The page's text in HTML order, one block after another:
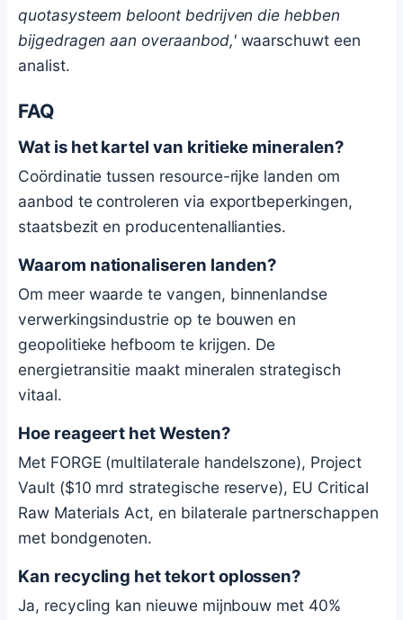
quotasysteem beloont bedrijven die hebben
bijgedragen aan overaanbod,'waarschuwt een
analist.
FAQ
Wat is het kartel van kritieke mineralen?
Coördinatie tussen resource-rijke landen om
aanbod te controleren via exportbeperkingen,
staatsbezit en producentenallianties.
Waarom nationaliseren landen?
Om meer waarde te vangen, binnenlandse
verwerkingsindustrie op te bouwen en
geopolitieke hefboom te krijgen. De
energietransitie maakt mineralen strategisch
vitaal.
Hoe reageert het Westen?
Met FORGE (multilaterale handelszone), Project
Vault ($10 mrd strategische reserve), EU Critical
Raw Materials Act, en bilaterale partnerschappen
met bondgenoten.
Kan recycling het tekort oplossen?
Ja, recycling kan nieuwe mijnbouw met 40%